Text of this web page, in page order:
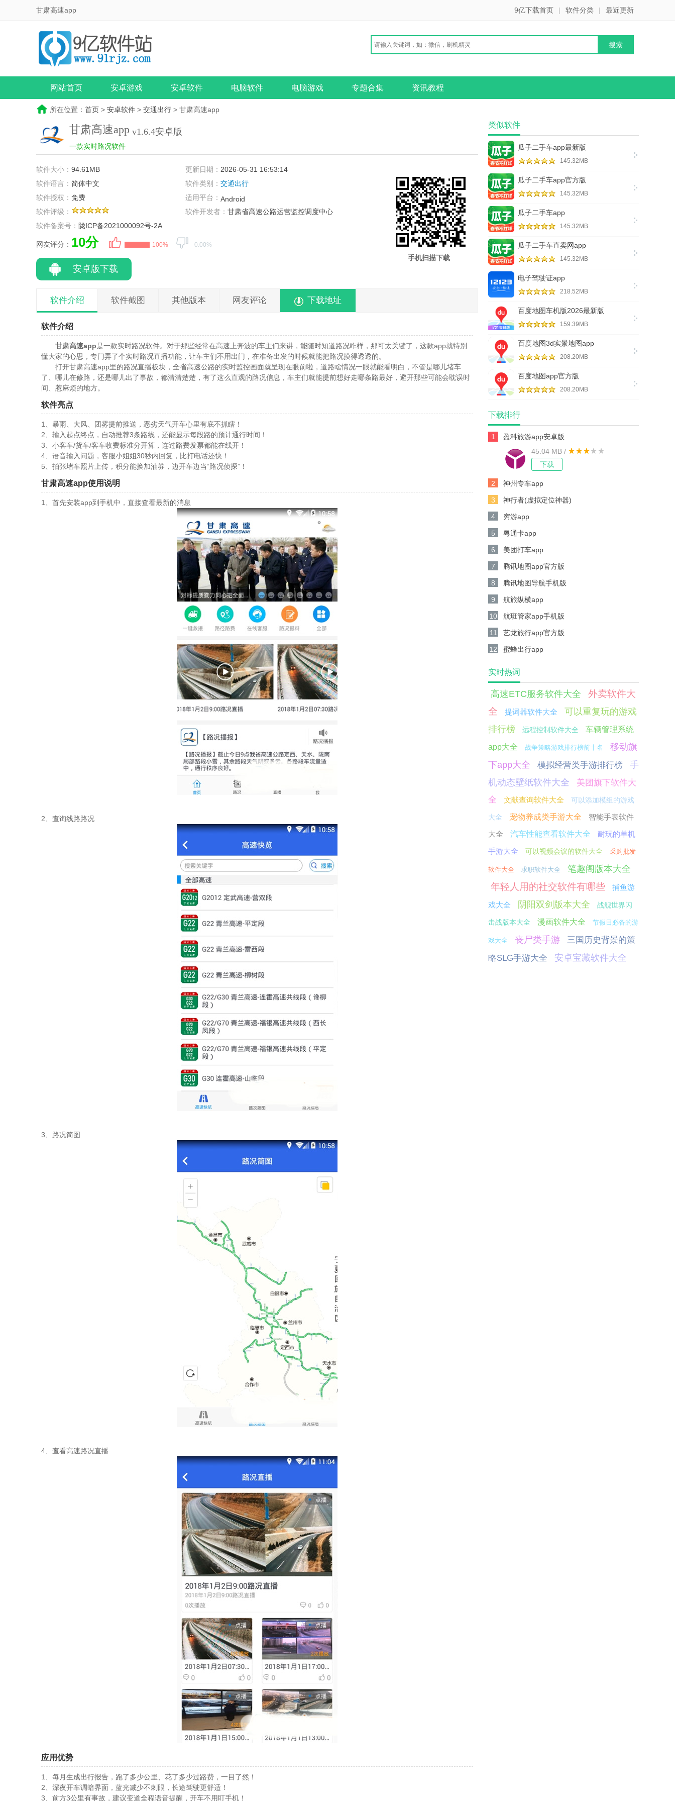
甘肃高速app 9亿下载首页 | 软件分类 | 最近更新
网站首页 安卓游戏 安卓软件 电脑软件 电脑游戏 专题合集 资讯教程
所在位置： 首页 > 安卓软件 > 交通出行 > 甘肃高速app
甘肃高速app v1.6.4安卓版
一款实时路况软件
软件大小： 94.61MB 更新日期： 2026-05-31 16:53:14
软件语言： 简体中文 软件类别： 交通出行
软件授权： 免费 适用平台： Android
软件评级：
软件开发者： 甘肃省高速公路运营监控调度中心
软件备案号： 陇ICP备2021000092号-2A
网友评分： 10分 100% 0.00%
安卓版下载
手机扫描下载
软件介绍 软件截图 其他版本 网友评论 下载地址
软件介绍
甘肃高速app是一款实时路况软件。对于那些经常在高速上奔波的车主们来讲，能随时知道路况咋样，那可太关键了，这款app就特别
懂大家的心思，专门弄了个实时路况直播功能，让车主们不用出门，在准备出发的时候就能把路况摸得透透的。
打开甘肃高速app里的路况直播板块，全省高速公路的实时监控画面就呈现在眼前啦，道路啥情况一眼就能看明白，不管是哪儿堵车
了、哪儿在修路，还是哪儿出了事故，都清清楚楚，有了这么直观的路况信息，车主们就能提前想好走哪条路最好，避开那些可能会耽误时
间、惹麻烦的地方。
软件亮点
1、暴雨、大风、团雾提前推送，恶劣天气开车心里有底不抓瞎！
2、输入起点终点，自动推荐3条路线，还能显示每段路的预计通行时间！
3、小客车/货车/客车收费标准分开算，连过路费发票都能在线开！
4、语音输入问题，客服小姐姐30秒内回复，比打电话还快！
5、拍张堵车照片上传，积分能换加油券，边开车边当“路况侦探”！
甘肃高速app使用说明
1、首先安装app到手机中，直接查看最新的消息
2、查询线路路况
3、路况简图
4、查看高速路况直播
应用优势
1、每月生成出行报告，跑了多少公里、花了多少过路费，一目了然！
2、深夜开车调暗界面，蓝光减少不刺眼，长途驾驶更舒适！
3、前方3公里有事故，建议变道全程语音提醒，开车不用盯手机！
类似软件
瓜子二手车app最新版
145.32MB
瓜子二手车app官方版
145.32MB
瓜子二手车app
145.32MB
瓜子二手车直卖网app
145.32MB
电子驾驶证app
218.52MB
百度地图车机版2026最新版
159.39MB
百度地图3d实景地图app
208.20MB
百度地图app官方版
208.20MB
下载排行
1
盈科旅游app安卓版
45.04 MB /
下载
2 神州专车app
3 神行者(虚拟定位神器)
4 穷游app
5 粤通卡app
6 美团打车app
7 腾讯地图app官方版
8 腾讯地图导航手机版
9 航旅纵横app
10 航班管家app手机版
11 艺龙旅行app官方版
12 蜜蜂出行app
实时热词
高速ETC服务软件大全
外卖软件大
全
提词器软件大全
可以重复玩的游戏
排行榜
远程控制软件大全 车辆管理系统
app大全 战争策略游戏排行榜前十名
移动旗
下app大全
模拟经营类手游排行榜
手
机动态壁纸软件大全
美团旗下软件大
全
文献查询软件大全 可以添加模组的游戏
大全 宠物养成类手游大全
智能手表软件
大全
汽车性能查看软件大全
耐玩的单机
手游大全
可以视频会议的软件大全 采购批发
软件大全 求职软件大全 笔趣阁版本大全
年轻人用的社交软件有哪些 捕鱼游
戏大全 阴阳双剑版本大全 战舰世界闪
击战版本大全 漫画软件大全 节假日必备的游
戏大全 丧尸类手游
三国历史背景的策
略SLG手游大全
安卓宝藏软件大全